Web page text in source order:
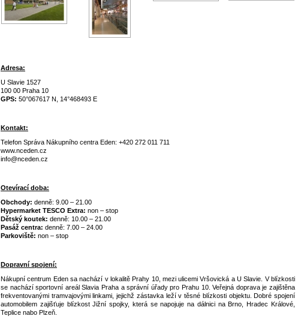
Adresa:
U Slavie 1527
100 00 Praha 10
GPS: 50°067617 N, 14°468493 E
Kontakt:
Telefon Správa Nákupního centra Eden: +420 272 011 711
www.nceden.cz
info@nceden.cz
Otevírací doba:
Obchody: denně: 9.00 – 21.00
Hypermarket TESCO Extra: non – stop
Dětský koutek: denně: 10.00 – 21.00
Pasáž centra: denně: 7.00 – 24.00
Parkoviště: non – stop
Dopravní spojení:
Nákupní centrum Eden sa nachází v lokalitě Prahy 10, mezi ulicemi Vršovická a U Slavie. V blízkosti
se nachází sportovní areál Slavia Praha a správní úřady pro Prahu 10. Veřejná doprava je zajištěna
frekventovanými tramvajovými linkami, jejichž zástavka leží v těsné blízkosti objektu. Dobré spojení
automobilem zajišťuje blízkost Jižní spojky, která se napojuje na dálnici na Brno, Hradec Králové,
Teplice nabo Plzeň.